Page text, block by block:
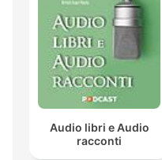
Audio libri e Audio
racconti